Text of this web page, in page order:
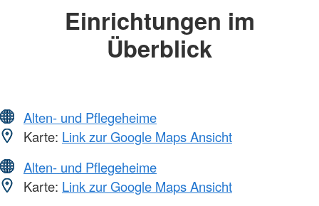
Einrichtungen im
Überblick
Alten- und Pflegeheime
Karte: Link zur Google Maps Ansicht
Alten- und Pflegeheime
Karte: Link zur Google Maps Ansicht